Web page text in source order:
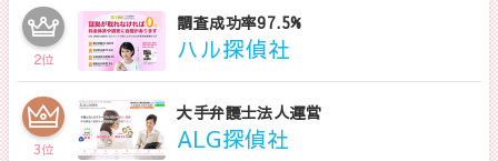
2位
調査成功率97.5%
ハル探偵社
3位
大手弁護士法人運営
ALG探偵社